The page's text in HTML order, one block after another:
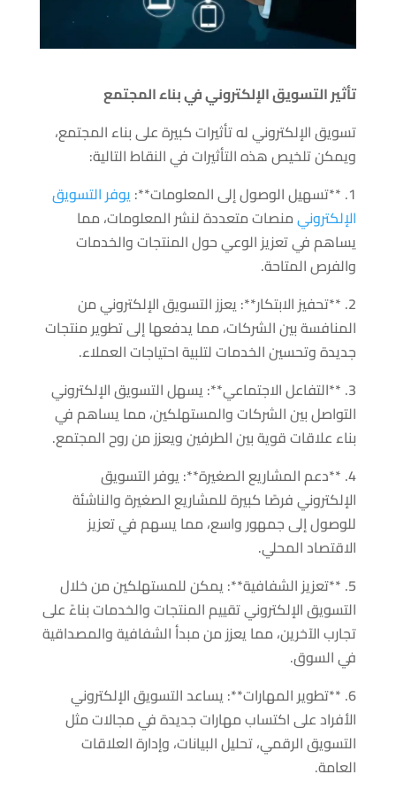
تأثير التسويق الإلكتروني في بناء المجتمع
تسويق الإلكتروني له تأثيرات كبيرة على بناء المجتمع،
ويمكن تلخيص هذه التأثيرات في النقاط التالية:
1. **تسهيل الوصول إلى المعلومات**:
يوفر التسويق
الإلكترونيمنصات متعددة لنشر المعلومات، مما
يساهم في تعزيز الوعي حول المنتجات والخدمات
والفرص المتاحة.
2. **تحفيز الابتكار**: يعزز التسويق الإلكتروني من
المنافسة بين الشركات، مما يدفعها إلى تطوير منتجات
جديدة وتحسين الخدمات لتلبية احتياجات العملاء.
3. **التفاعل الاجتماعي**: يسهل التسويق الإلكتروني
التواصل بين الشركات والمستهلكين، مما يساهم في
بناء علاقات قوية بين الطرفين ويعزز من روح المجتمع.
4. **دعم المشاريع الصغيرة**: يوفر التسويق
الإلكتروني فرصًا كبيرة للمشاريع الصغيرة والناشئة
للوصول إلى جمهور واسع، مما يسهم في تعزيز
الاقتصاد المحلي.
5. **تعزيز الشفافية**: يمكن للمستهلكين من خلال
التسويق الإلكتروني تقييم المنتجات والخدمات بناءً على
تجارب الآخرين، مما يعزز من مبدأ الشفافية والمصداقية
في السوق.
6. **تطوير المهارات**: يساعد التسويق الإلكتروني
الأفراد على اكتساب مهارات جديدة في مجالات مثل
التسويق الرقمي، تحليل البيانات، وإدارة العلاقات
العامة.